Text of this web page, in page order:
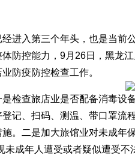
入第三个年头，也是当前
体防控能力，9月26日，黑龙
防疫防控检查工作。
查旅店业是否配备消毒设
记、扫码、测温、带口罩流
。二是加大旅馆业对未成年
未成年人遭受或者疑似遭受